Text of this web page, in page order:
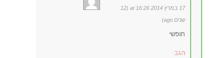
17 במרץ 2014 at 16:26 (12
שנים ago)
חופשי
הגב